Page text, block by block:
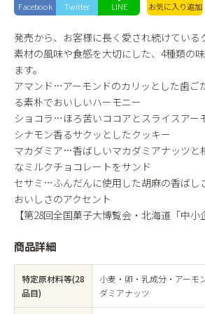
Facebook Twitter LINE お気に入り追加
発売から、お客様に長く愛され続けている
素材の風味や食感を大切にした、4種類の
ます。
アマンド…アーモンドのカリッとした歯ご
る素朴でおいしいハーモニー
ショコラ…ほろ苦いココアとスライスアー
シナモン香るサクッとしたクッキー
マカダミア…香ばしいマカダミアナッツと
なミルクチョコレートをサンド
セサミ…ふんだんに使用した胡麻の香ばし
おいしさのアクセント
【第28回全国菓子大博覧会・北海道「中小
商品詳細
特定原材料等(28
品目)
小麦・卵・乳成分・アーモ
ダミアナッツ